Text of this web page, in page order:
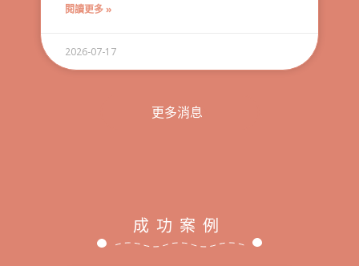
閱讀更多 »
2026-07-17
更多消息
成功案例